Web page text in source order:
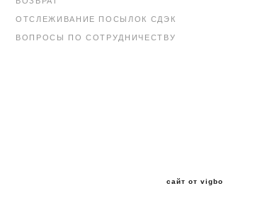
ОТСЛЕЖИВАНИЕ ПОСЫЛОК СДЭК
ВОПРОСЫ ПО СОТРУДНИЧЕСТВУ
сайт от vigbo